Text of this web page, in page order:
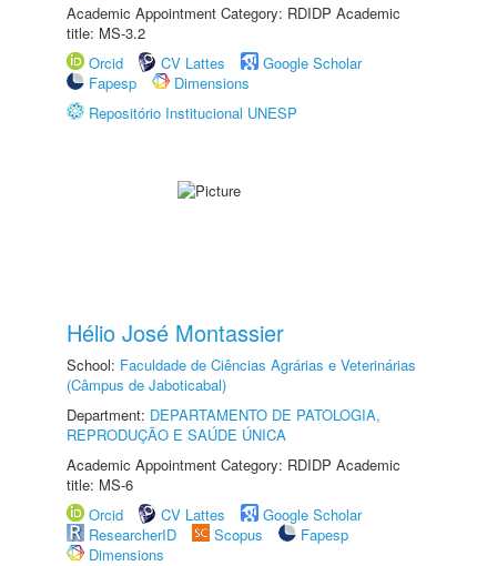
Academic Appointment Category: RDIDP Academic
title: MS-3.2
Orcid
CV Lattes
Google Scholar
Fapesp
Dimensions
Repositório Institucional UNESP
Hélio José Montassier
School: Faculdade de Ciências Agrárias e Veterinárias
(Câmpus de Jaboticabal)
Department: DEPARTAMENTO DE PATOLOGIA,
REPRODUÇÃO E SAÚDE ÚNICA
Academic Appointment Category: RDIDP Academic
title: MS-6
Orcid
CV Lattes
Google Scholar
ResearcherID
Scopus
Fapesp
Dimensions